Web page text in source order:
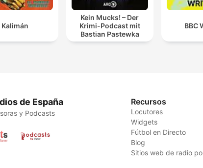
Kalimán
Kein Mucks! – Der
Krimi-Podcast mit
Bastian Pastewka
BBC
de España
y Podcasts
Recursos
Locutores
Widgets
Fútbol en Directo
Blog
Sitios web de radio